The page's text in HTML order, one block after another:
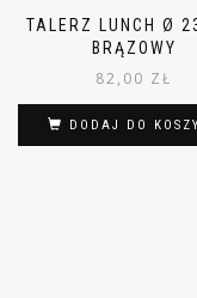
TALERZ LUNCH Ø
BRĄZOWY
82,00 ZŁ
DODAJ DO